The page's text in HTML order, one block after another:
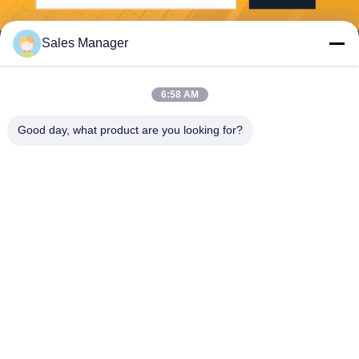
Co., Ltd
Sales Manager
6:58 AM
Good day, what product are you looking for?